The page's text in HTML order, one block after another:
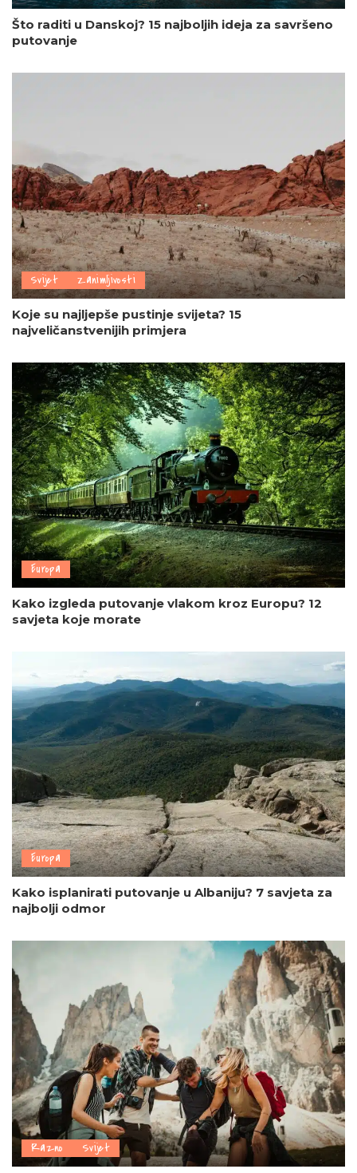
Što raditi u Danskoj? 15 najboljih ideja za savršeno
putovanje
Svijet Zanimljivosti
Koje su najljepše pustinje svijeta? 15
najveličanstvenijih primjera
Europa
Kako izgleda putovanje vlakom kroz Europu? 12
savjeta koje morate
Europa
Kako isplanirati putovanje u Albaniju? 7 savjeta za
najbolji odmor
Razno Svijet